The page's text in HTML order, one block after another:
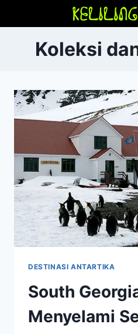
Koleksi
DESTINASI ANTARTIKA
South
Menyelami